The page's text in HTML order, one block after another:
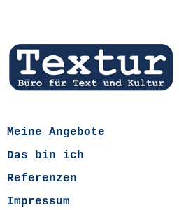
Meine Angebote
Das bin ich
Referenzen
Impressum